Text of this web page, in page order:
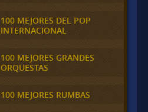
100 MEJORES DEL POP
INTERNACIONAL
100 MEJORES GRANDES
ORQUESTAS
100 MEJORES RUMBAS